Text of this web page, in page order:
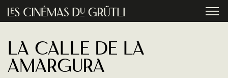
Aller au contenu principal
La Calle de la
amargura